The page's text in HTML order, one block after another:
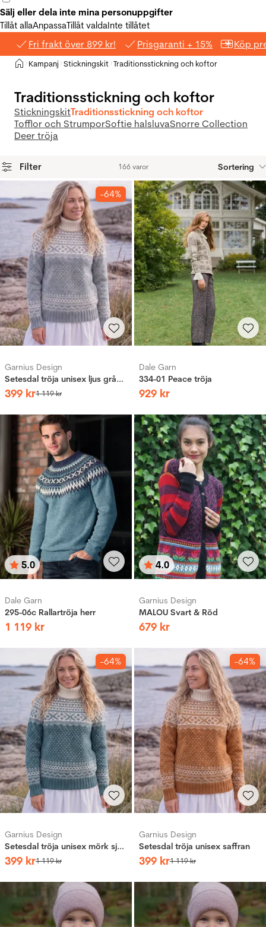
Sälj eller dela inte mina personuppgifter
Tillåt allaAnpassaTillåt valdaInte tillåtet
Fri frakt över 899 kr! Prisgaranti + 15% Köp
Hem
>Kampanj >Stickningskit >Traditionsstickning och koftor
Traditionsstickning och koftor
StickningskitTraditionsstickning och koftor
Tofflor och StrumporSoftie halsluvaSnorre Collection
Deer tröja
Filter 166 varor Sortering
-64%
Garnius Design
Setesdal tröja unisex ljus gråblå
399 kr1 119kr
Dale Garn
334-01 Peace tröja
929 kr
Betyg:
5.0
utav 5 stjärnor
Dale Garn
295-06c Rallartröja herr
1 119 kr
Betyg:
4.0
utav 5 stjärnor
Garnius Design
MALOU Svart & Röd
679 kr
-64%
Garnius Design
Setesdal tröja unisex mörk sjögrön
399 kr1 119kr
-64%
Garnius Design
Setesdal tröja unisex saffran
399 kr1 119kr